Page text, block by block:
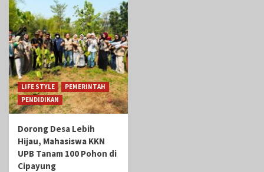
LIFE STYLE
PEMERINTAH
PENDIDIKAN
Dorong Desa Lebih
Hijau, Mahasiswa KKN
UPB Tanam 100 Pohon di
Cipayung